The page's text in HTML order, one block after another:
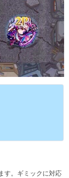
す。ギミックに対応